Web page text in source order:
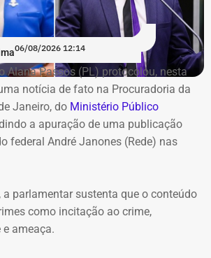
como prever que o projeto de
poderia ser adiado em razão da
de 22 toneladas de
estimada, de acordo com o
iria para organizações criminosas e
mil mensais.
por volta das 8h30 e reuniu agentes
de Ordem Pública (Seop),
Vigilância Sanitária (IVISA-Rio),
CET-Rio, Defesa Civil,
de Segurança Pública, Polícia
do Rio.
06/08/2026 12:14
Alana Passos (PL) protocolou, nesta
notícia de fato na Procuradoria da
Janeiro, do Ministério Público
a apuração de uma publicação
federal André Janones (Rede) nas
a parlamentar sustenta que o conteúdo
como incitação ao crime,
ameaça.